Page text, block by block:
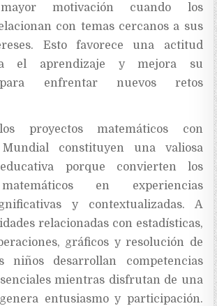
motivación cuando los
con temas cercanos a sus
Esto favorece una actitud
el aprendizaje y mejora su
enfrentar nuevos retos
proyectos matemáticos con
constituyen una valiosa
porque convierten los
en experiencias
y contextualizadas. A
relacionadas con estadísticas,
gráficos y resolución de
niños desarrollan competencias
mientras disfrutan de una
entusiasmo y participación.